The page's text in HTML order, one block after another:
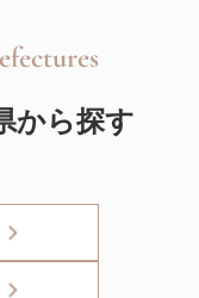
から探す